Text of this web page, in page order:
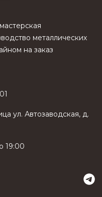
металлических
на заказ
ул. Автозаводская, д.
19:00